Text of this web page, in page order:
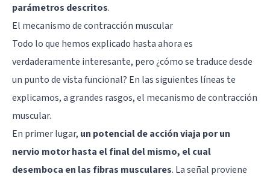
parámetros descritos.
El mecanismo de contracción muscular
Todo lo que hemos explicado hasta ahora es
verdaderamente interesante, pero ¿cómo se traduce desde
un punto de vista funcional? En las siguientes líneas te
explicamos, a grandes rasgos, el mecanismo de contracción
muscular.
En primer lugar, un potencial de acción viaja por un
nervio motor hasta el final del mismo, el cual
desemboca en las fibras musculares. La señal proviene